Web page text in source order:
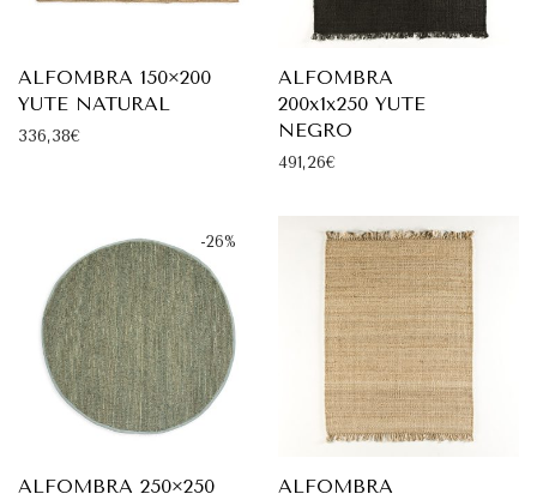
ALFOMBRA 150×200
YUTE NATURAL
336,38€
ALFOMBRA
200x1x250 YUTE
NEGRO
491,26€
-26%
ALFOMBRA 250×250 ALFOMBRA